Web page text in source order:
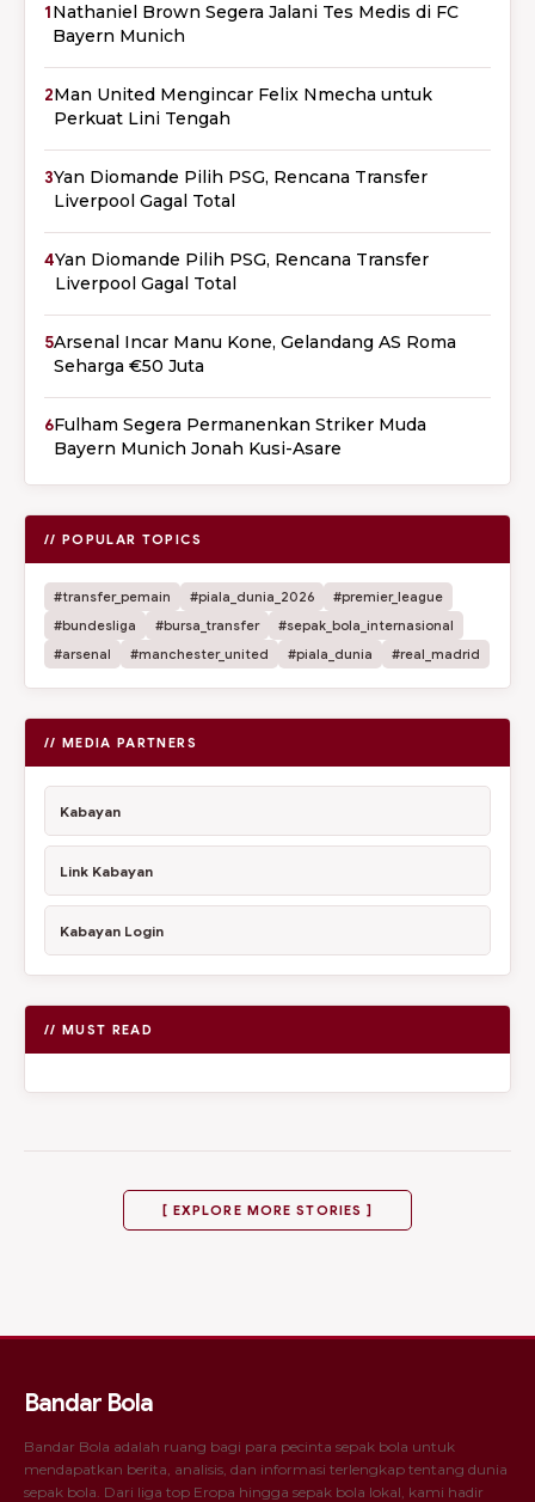
1Nathaniel Brown Segera Jalani Tes Medis di FC
Bayern Munich
2Man United Mengincar Felix Nmecha untuk
Perkuat Lini Tengah
3Yan Diomande Pilih PSG, Rencana Transfer
Liverpool Gagal Total
4Yan Diomande Pilih PSG, Rencana Transfer
Liverpool Gagal Total
5Arsenal Incar Manu Kone, Gelandang AS Roma
Seharga €50 Juta
6Fulham Segera Permanenkan Striker Muda
Bayern Munich Jonah Kusi-Asare
// POPULAR TOPICS
#transfer_pemain #piala_dunia_2026
#premier_league
#bundesliga
#bursa_transfer
#sepak_bola_internasional
#arsenal
#manchester_united #piala_dunia #real_madrid
// MEDIA PARTNERS
Kabayan
Link Kabayan
Kabayan Login
// MUST READ
[ EXPLORE MORE STORIES ]
Bandar Bola
Bandar Bola adalah ruang bagi para pecinta sepak bola untuk
mendapatkan berita, analisis, dan informasi terlengkap tentang dunia
sepak bola. Dari liga top Eropa hingga sepak bola lokal, kami hadir